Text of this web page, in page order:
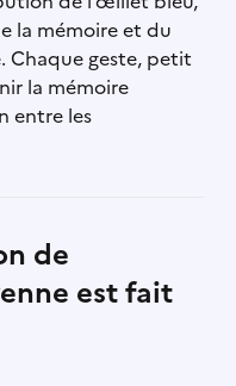
la mémoire et du
Chaque geste, petit
la mémoire
entre les
de
est fait